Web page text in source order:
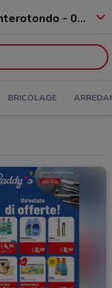
Monterotondo - 00015
BRICOLAGE